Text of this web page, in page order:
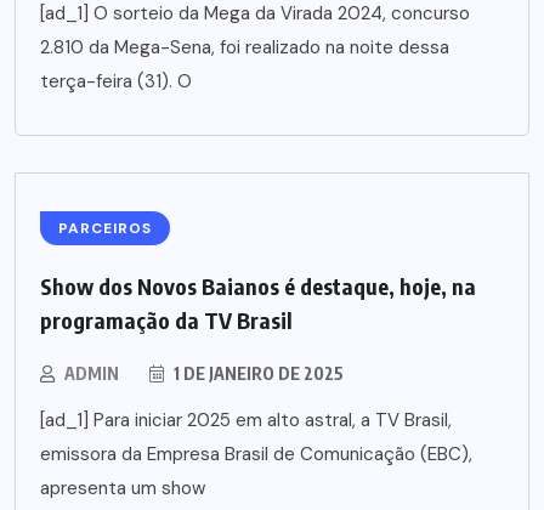
[ad_1] O sorteio da Mega da Virada 2024, concurso
2.810 da Mega-Sena, foi realizado na noite dessa
terça-feira (31). O
PARCEIROS
Show dos Novos Baianos é destaque, hoje, na
programação da TV Brasil
ADMIN 1 DE JANEIRO DE 2025
[ad_1] Para iniciar 2025 em alto astral, a TV Brasil,
emissora da Empresa Brasil de Comunicação (EBC),
apresenta um show